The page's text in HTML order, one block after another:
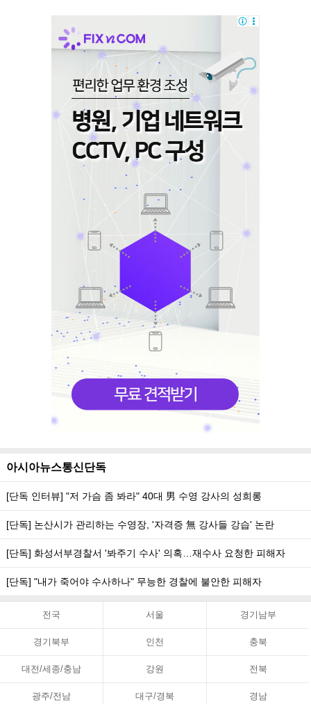
아시아뉴스통신단독
[단독 인터뷰] "저 가슴 좀 봐라" 40대 男 수영 강사의 성희롱
[단독] 논산시가 관리하는 수영장, '자격증 無 강사들 강습' 논란
[단독] 화성서부경찰서 '봐주기 수사' 의혹…재수사 요청한 피해자
[단독] "내가 죽어야 수사하나" 무능한 경찰에 불안한 피해자
전국 서울 경기남부
경기북부 인천 충북
대전/세종/충남 강원 전북
광주/전남 대구/경북 경남